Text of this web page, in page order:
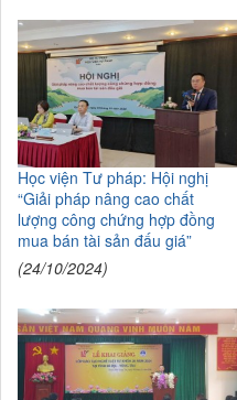
Học viện Tư pháp: Hội nghị
“Giải pháp nâng cao chất
lượng công chứng hợp đồng
mua bán tài sản đấu giá”
(24/10/2024)